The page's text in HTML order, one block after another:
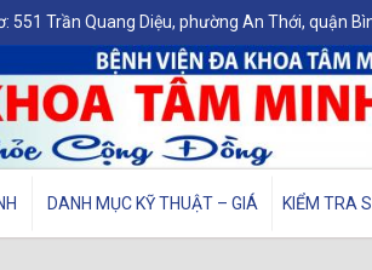
551 Trần Quang Diệu, phường An Thới, quận
DANH MỤC KỸ THUẬT – GIÁ KIỂM TRA